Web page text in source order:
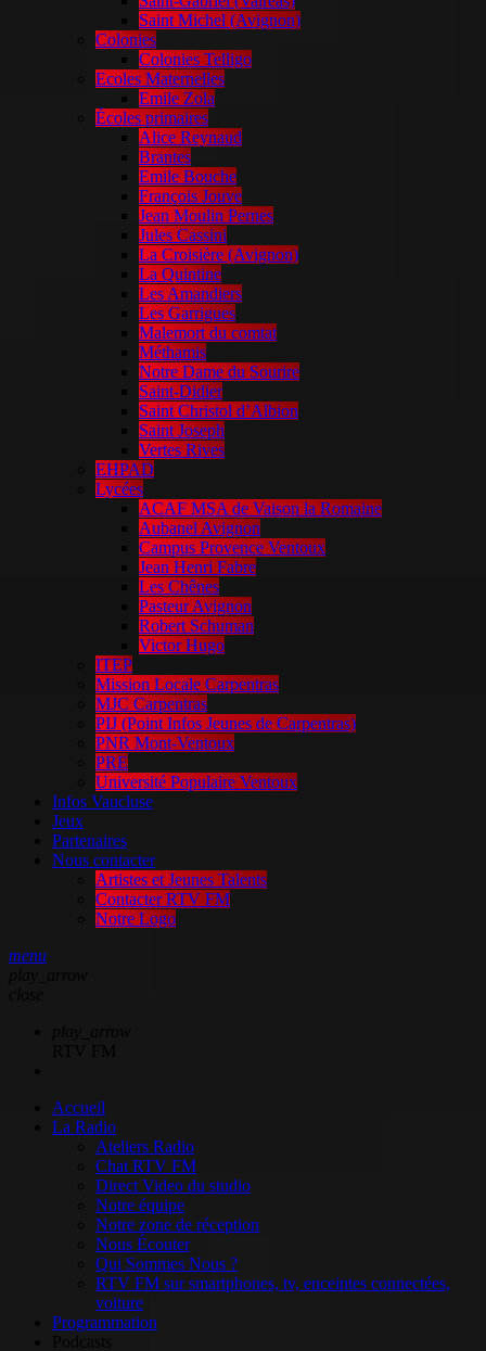
Saint Michel (Avignon)
Colonies
Colonies Telligo
Ecoles Maternelles
Emile Zola
Écoles primaires
Alice Reynaud
Brantes
Emile Bouche
François Jouve
Jean Moulin Pernes
Jules Cassini
La Croisière (Avignon)
La Quintine
Les Amandiers
Les Garrigues
Malemort du comtat
Méthamis
Notre Dame du Sourire
Saint-Didier
Saint Christol d’Albion
Saint Joseph
Vertes Rives
EHPAD
Lycées
ACAF MSA de Vaison la Romaine
Aubanel Avignon
Campus Provence Ventoux
Jean Henri Fabre
Les Chênes
Pasteur Avignon
Robert Schuman
Victor Hugo
ITEP
Mission Locale Carpentras
MJC Carpentras
PIJ (Point Infos Jeunes de Carpentras)
PNR Mont-Ventoux
PRE
Université Populaire Ventoux
Infos Vaucluse
Jeux
Partenaires
Nous contacter
Artistes et Jeunes Talents
Contacter RTV FM
Notre Logo
menu
Accueil
La Radio
Ateliers Radio
Chat RTV FM
Direct Video du studio
Notre équipe
Notre zone de réception
Nous Écouter
Qui Sommes Nous ?
RTV FM sur smartphones, tv, enceintes connectées,
voiture
Programmation